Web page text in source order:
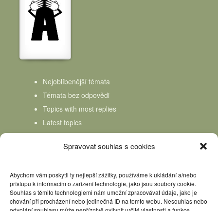
Spravovat souhlas s cookies
Abychom vám poskytli ty nejlepší zážitky, používáme k ukládání a/nebo
přístupu k informacím o zařízení technologie, jako jsou soubory cookie.
Souhlas s těmito technologiemi nám umožní zpracovávat údaje, jako je
chování při procházení nebo jedinečná ID na tomto webu. Nesouhlas nebo
Nejoblíbenější témata
Témata bez odpovědi
Topics with most replies
Latest topics
Topics Freshness